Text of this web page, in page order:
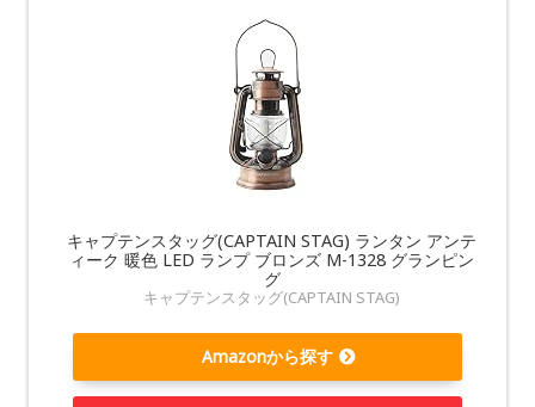
キャプテンスタッグ(CAPTAIN STAG) ランタン アンテ
ィーク 暖色 LED ランプ ブロンズ M-1328 グランピン
グ
キャプテンスタッグ(CAPTAIN STAG)
Amazonから探す